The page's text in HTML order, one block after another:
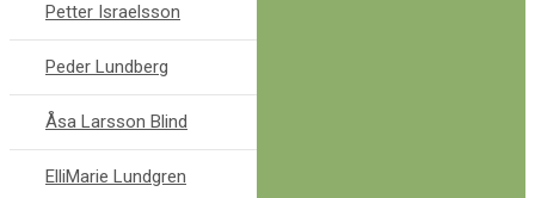
Petter Israelsson
Peder Lundberg
Åsa Larsson Blind
ElliMarie Lundgren